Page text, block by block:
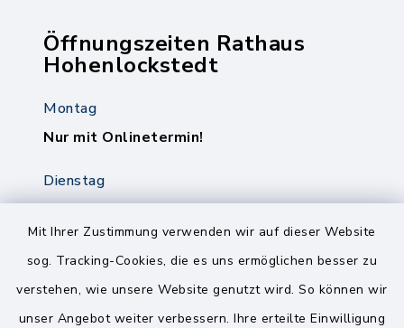
Mit Ihrer Zustimmung verwenden wir auf dieser Website
sog. Tracking-Cookies, die es uns ermöglichen besser zu
verstehen, wie unsere Website genutzt wird. So können wir
unser Angebot weiter verbessern. Ihre erteilte Einwilligung
Öffnungszeiten Rathaus
Hohenlockstedt
Montag
Nur mit Onlinetermin!
Dienstag
8.00-12.00 Uhr
14.00-18.00 Uhr